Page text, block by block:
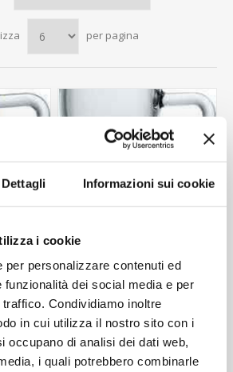
Dettagli Informazioni sui cookie
i cookie
per personalizzare contenuti ed
funzionalità dei social media e per
Condividiamo inoltre
in cui utilizza il nostro sito con i
occupano di analisi dei dati web,
i quali potrebbero combinarle
per pagina
CT6 Boccale baviera 300 CT6
Contattaci